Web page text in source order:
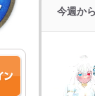
今週か